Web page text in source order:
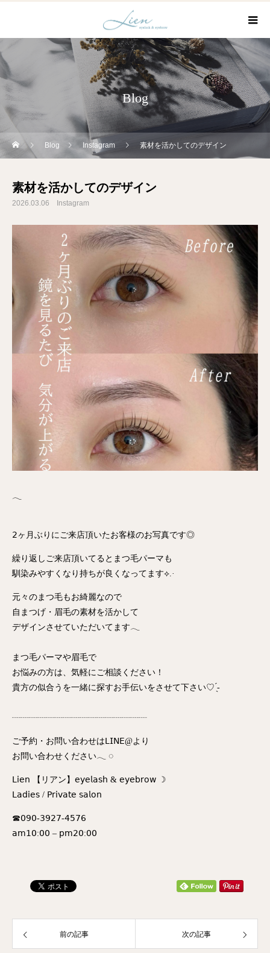
Blog
Blog Instagram 素材を活かしてのデザイン
素材を活かしてのデザイン
2026.03.06 Instagram
𓂃
𝟤ヶ月ぶりにご来店頂いたお客様のお写真です◎
繰り返しご来店頂いてるとまつ毛パーマも
馴染みやすくなり持ちが良くなってます⟡.·
元々のまつ毛もお綺麗なので
自まつげ・眉毛の素材を活かして
デザインさせていただいてます‪𓂃
まつ毛パーマや眉毛で
お悩みの方は、気軽にご相談ください！
貴方の似合うを一緒に探すお手伝いをさせて下さい♡ ̖́-
┈┈┈┈┈┈┈┈┈┈┈┈┈┈┈┈
ご予約・お問い合わせは𝖫𝖨𝖭𝖤@より
お問い合わせください𓂃 ◌‬
𝖫𝗂𝖾𝗇 【リアン】𝖾𝗒𝖾𝗅𝖺𝗌𝗁 & 𝖾𝗒𝖾𝖻𝗋𝗈𝗐 ☽
𝖫𝖺𝖽𝗂𝖾𝗌 / 𝖯𝗋𝗂𝗏𝖺𝗍𝖾 𝗌𝖺𝗅𝗈𝗇
☎︎𝟢𝟫𝟢-𝟥𝟫𝟤𝟩-𝟦𝟧𝟩𝟨
𝖺𝗆𝟣𝟢:𝟢𝟢 – 𝗉𝗆𝟤𝟢:𝟢𝟢
前の記事 次の記事